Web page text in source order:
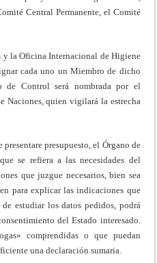
Central Permanente, el Comité
y la Oficina Internacional de Higiene
cada uno un Miembro de dicho
de Control será nombrada por el
Naciones, quien vigilará la estrecha
presupuesto, el Órgano de
se refiera a las necesidades del
que juzgue necesarios, bien sea
para explicar las indicaciones que
estudiar los datos pedidos, podrá
del Estado interesado.
comprendidas o que puedan
una declaración sumaria.